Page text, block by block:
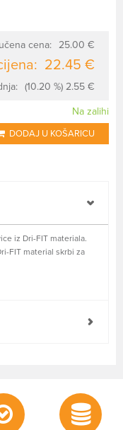
cena: 25.00 €
22.45 €
(10.20 %) 2.55 €
Na zalihi
DODAJ U KOŠARICU
iz Dri-FIT materiala.
FIT material skrbi za